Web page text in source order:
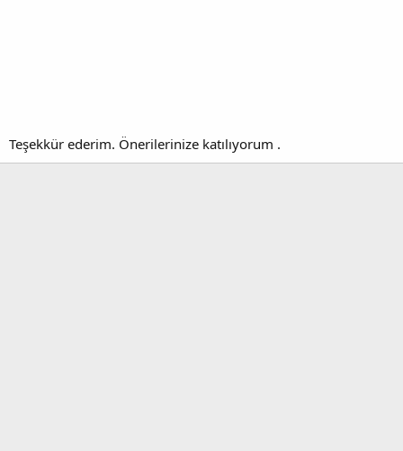
Teşekkür ederim. Önerilerinize katılıyorum .